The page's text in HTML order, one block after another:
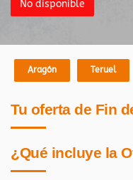
No disponible
Aragón Teruel
Tu oferta de Fin
¿Qué incluye la